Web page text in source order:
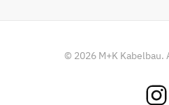
© 2026M+K Kabelbau.